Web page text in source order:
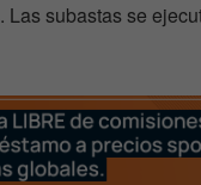
. Las subastas se